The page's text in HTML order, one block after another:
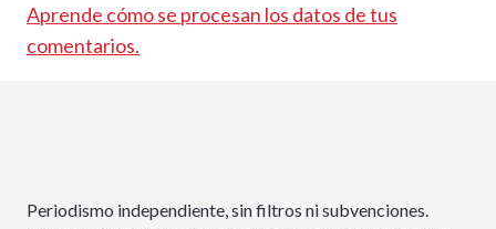
Aprende cómo se procesan los datos de tus
comentarios.
Periodismo independiente, sin filtros ni subvenciones.